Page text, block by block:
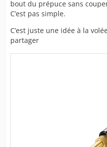
bout du prépuce sans
C’est pas simple.
C’est juste une idée à la
partager